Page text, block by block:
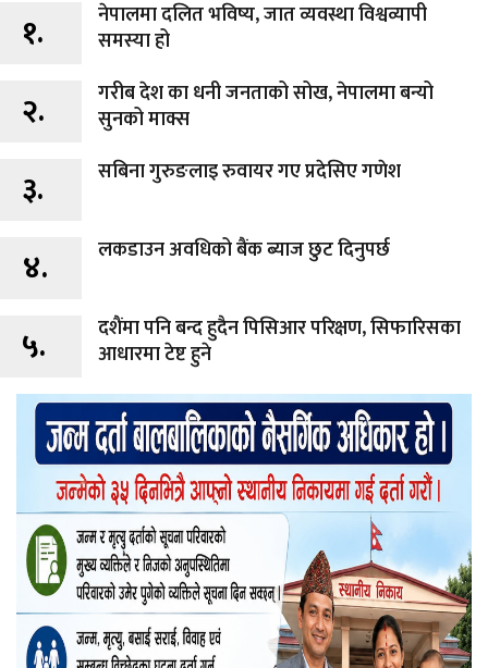
१.
नेपालमा दलित भविष्य, जात व्यवस्था विश्वव्यापी
समस्या हो
२.
गरीब देश का धनी जनताको सोख, नेपालमा बन्यो
सुनको माक्स
३. सबिना गुरुङलाइ रुवायर गए प्रदेसिए गणेश
४. लकडाउन अवधिको बैंक ब्याज छुट दिनुपर्छ
५.
दशैंमा पनि बन्द हुदैन पिसिआर परिक्षण, सिफारिसका
आधारमा टेष्ट हुने